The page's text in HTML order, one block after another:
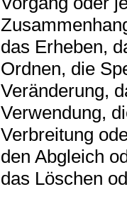
das Erheben,
Ordnen, die
Veränderung,
Verwendung,
Verbreitung
den Abgleich
das Löschen